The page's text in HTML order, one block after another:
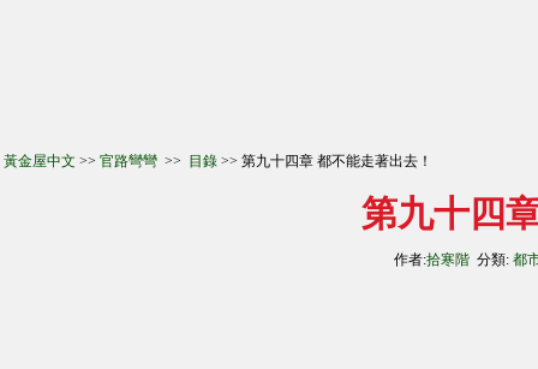
黃金屋中文 >> 官路彎彎 >> 目錄 >> 第九十四章 都不能走著出去！
第九十四
作者:拾寒階 分類: 都